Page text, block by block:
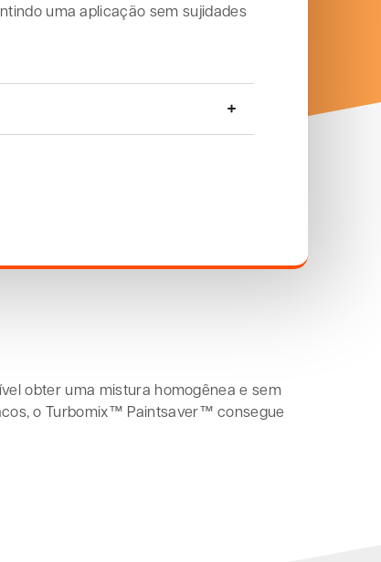
uma aplicação sem sujidades
obter uma mistura homogênea e sem
o Turbomix™ Paintsaver™ consegue